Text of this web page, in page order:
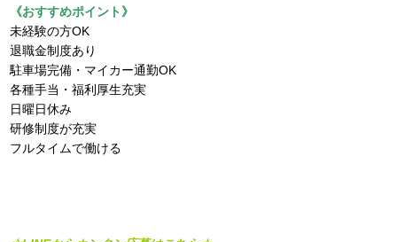
《おすすめポイント》
未経験の方OK
退職金制度あり
駐車場完備・マイカー通勤OK
各種手当・福利厚生充実
日曜日休み
研修制度が充実
フルタイムで働ける